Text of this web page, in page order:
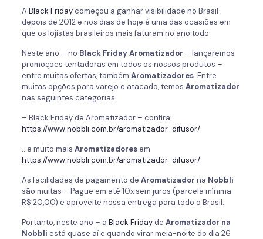
A Black Fridaycomeçou a ganhar visibilidade no Brasil
depois de 2012 e nos dias de hoje é uma das ocasiões em
que os lojistas brasileiros mais faturam no ano todo.
Neste ano – no Black Friday Aromatizador – lançaremos
promoções tentadoras em todos os nossos produtos –
entre muitas ofertas, também Aromatizadores. Entre
muitas opções para varejo e atacado, temos Aromatizador
nas seguintes categorias:
– Black Friday de Aromatizador – confira:
https://www.nobbli.com.br/aromatizador-difusor/
…e muito mais Aromatizadoresem
https://www.nobbli.com.br/aromatizador-difusor/
As facilidades de pagamento de Aromatizador na Nobbli
são muitas – Pague em até 10x sem juros (parcela mínima
R$ 20,00) e aproveite nossa entrega para todo o Brasil.
Portanto, neste ano – a Black Fridayde Aromatizador na
Nobbli está quase aí e quando virar meia-noite do dia 26